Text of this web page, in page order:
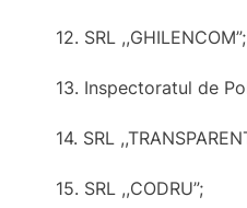
12. SRL ,,GHILENCOM”;
13. Inspectoratul de
14. SRL
15. SRL ,,CODRU”;